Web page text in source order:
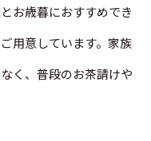
お歳暮におすすめでき
用意しています。家族
く、普段のお茶請けや